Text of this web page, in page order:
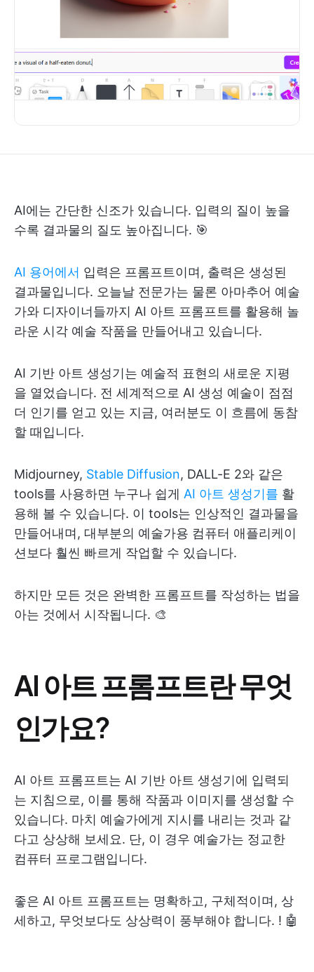
AI에는 간단한 신조가 있습니다. 입력의 질이 높을
수록 결과물의 질도 높아집니다. 🎯
AI 용어에서 입력은 프롬프트이며, 출력은 생성된
결과물입니다. 오늘날 전문가는 물론 아마추어 예술
가와 디자이너들까지 AI 아트 프롬프트를 활용해 놀
라운 시각 예술 작품을 만들어내고 있습니다.
AI 기반 아트 생성기는 예술적 표현의 새로운 지평
을 열었습니다. 전 세계적으로 AI 생성 예술이 점점
더 인기를 얻고 있는 지금, 여러분도 이 흐름에 동참
할 때입니다.
Midjourney, Stable Diffusion, DALL-E 2와 같은
tools를 사용하면 누구나 쉽게 AI 아트 생성기를 활
용해 볼 수 있습니다. 이 tools는 인상적인 결과물을
만들어내며, 대부분의 예술가용 컴퓨터 애플리케이
션보다 훨씬 빠르게 작업할 수 있습니다.
하지만 모든 것은 완벽한 프롬프트를 작성하는 법을
아는 것에서 시작됩니다. 🎨
AI 아트 프롬프트란 무엇
인가요?
AI 아트 프롬프트는 AI 기반 아트 생성기에 입력되
는 지침으로, 이를 통해 작품과 이미지를 생성할 수
있습니다. 마치 예술가에게 지시를 내리는 것과 같
다고 상상해 보세요. 단, 이 경우 예술가는 정교한
컴퓨터 프로그램입니다.
좋은 AI 아트 프롬프트는 명확하고, 구체적이며, 상
세하고, 무엇보다도 상상력이 풍부해야 합니다. ! 🤖